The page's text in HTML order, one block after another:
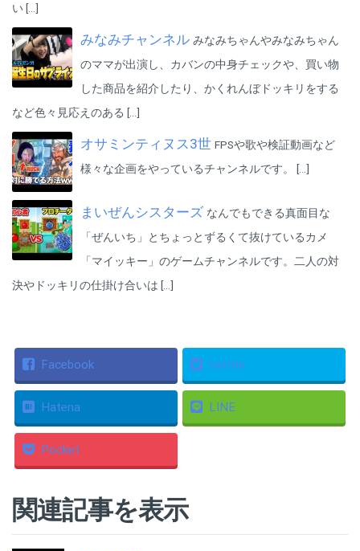
い […]
みなみチャンネル みなみちゃんやみなみちゃん
のママが出演し、カバンの中身チェックや、買い物
した商品を紹介したり、かくれんぼドッキリをする
など色々見応えのある […]
オサミンティヌス3世 FPSや歌や検証動画など
様々な企画をやっているチャンネルです。 […]
まいぜんシスターズ なんでもできる真面目な
「ぜんいち」とちょっとずるくて抜けているカメ
「マイッキー」のゲームチャンネルです。二人の対
決やドッキリの仕掛け合いは […]
Facebook twitter
Hatena LINE
Pocket
関連記事を表示